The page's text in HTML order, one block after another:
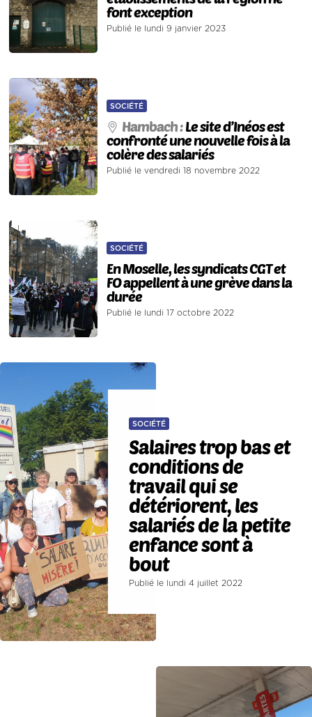
font exception
Publié le lundi 9 janvier 2023
SOCIÉTÉ
Hambach :Le site d’Inéos est
confronté une nouvelle fois à la
colère des salariés
Publié le vendredi 18 novembre 2022
SOCIÉTÉ
En Moselle, les syndicats CGT et
FO appellent à une grève dans la
durée
Publié le lundi 17 octobre 2022
SOCIÉTÉ
Salaires trop bas et
conditions de
travail qui se
détériorent, les
salariés de la petite
enfance sont à
bout
Publié le lundi 4 juillet 2022